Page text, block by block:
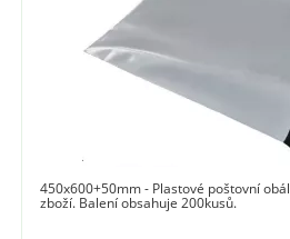
450x600+50mm - Plastové poštovní
zboží. Balení obsahuje 200kusů.